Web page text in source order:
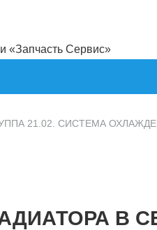
21.02. СИСТЕМА
В